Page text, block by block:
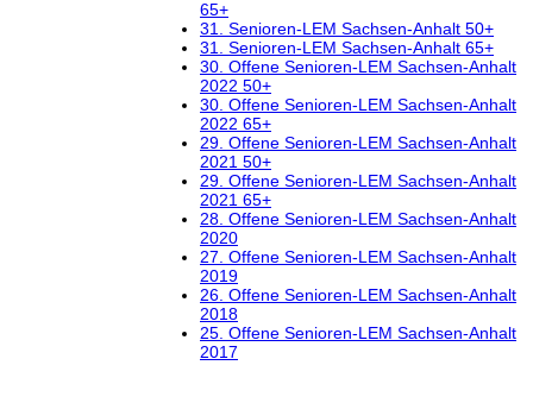
65+
31. Senioren-LEM Sachsen-Anhalt 50+
31. Senioren-LEM Sachsen-Anhalt 65+
30. Offene Senioren-LEM Sachsen-Anhalt
2022 50+
30. Offene Senioren-LEM Sachsen-Anhalt
2022 65+
29. Offene Senioren-LEM Sachsen-Anhalt
2021 50+
29. Offene Senioren-LEM Sachsen-Anhalt
2021 65+
28. Offene Senioren-LEM Sachsen-Anhalt
2020
27. Offene Senioren-LEM Sachsen-Anhalt
2019
26. Offene Senioren-LEM Sachsen-Anhalt
2018
25. Offene Senioren-LEM Sachsen-Anhalt
2017